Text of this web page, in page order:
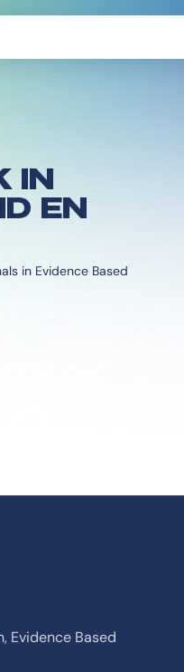
IN
EN
in Evidence Based
Evidence Based